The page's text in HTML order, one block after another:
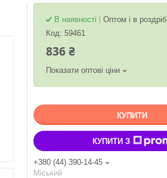
В наявності
Оптом і в роздріб
Код: 59461
836 ₴
Показати оптові ціни
КУПИТИ
КУПИТИ З
+380 (44) 390-14-45
Міський